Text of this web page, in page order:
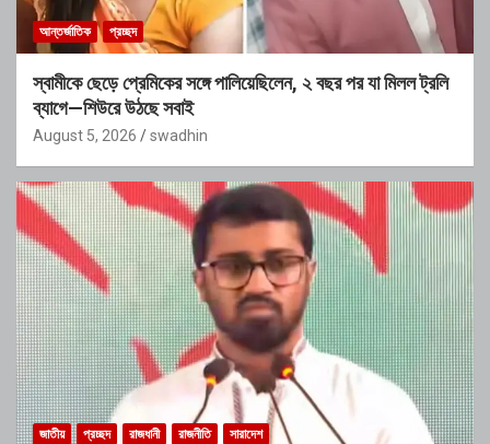
আন্তর্জাতিক প্রচ্ছদ
স্বামীকে ছেড়ে প্রেমিকের সঙ্গে পালিয়েছিলেন, ২ বছর পর যা মিলল ট্রলি
ব্যাগে—শিউরে উঠছে সবাই
August 5, 2026 swadhin
জাতীয় প্রচ্ছদ রাজধানী রাজনীতি সারাদেশ